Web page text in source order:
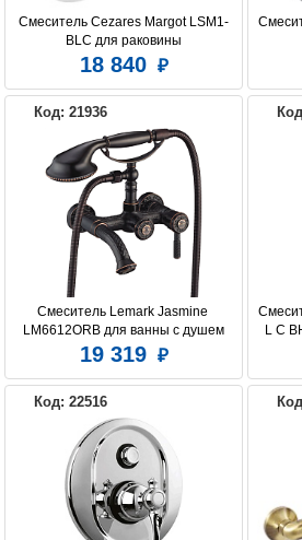
Смеситель Cezares Margot LSM1-
BLC для раковины
18 840
Код: 21936
Смеситель Lemark Jasmine
LM6612ORB для ванны с душем
19 319
L С
Код: 22516